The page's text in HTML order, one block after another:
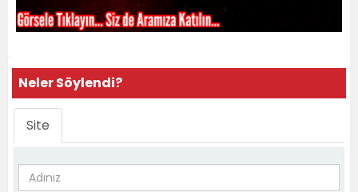
Neler Söylendi?
Site